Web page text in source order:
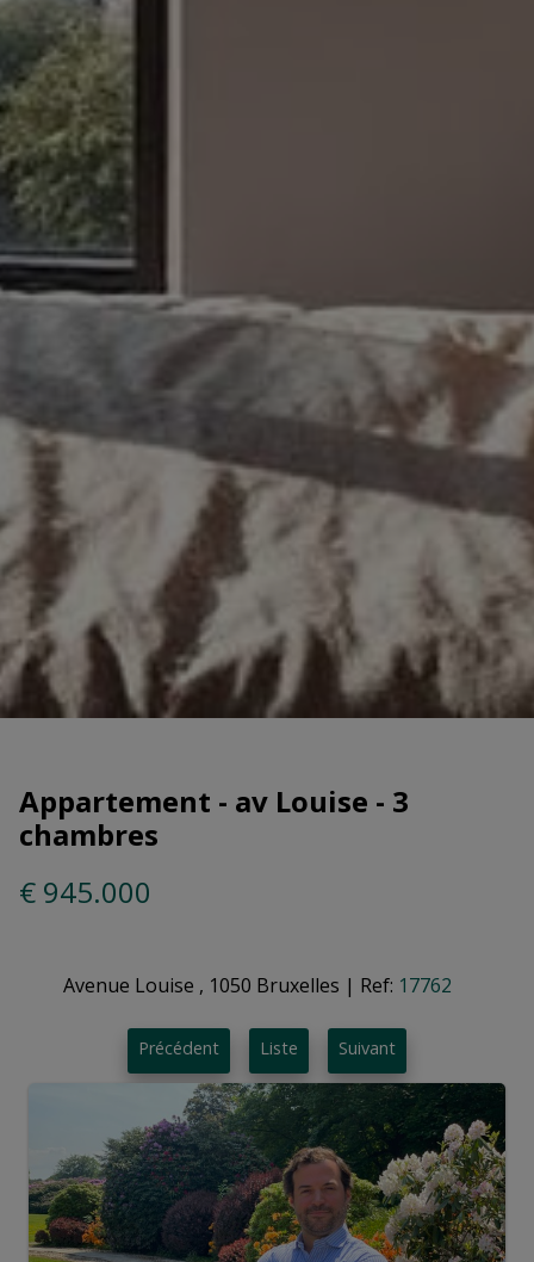
Appartement - av Louise - 3
chambres
€ 945.000
Avenue Louise , 1050 Bruxelles | Ref: 17762
Précédent Liste Suivant